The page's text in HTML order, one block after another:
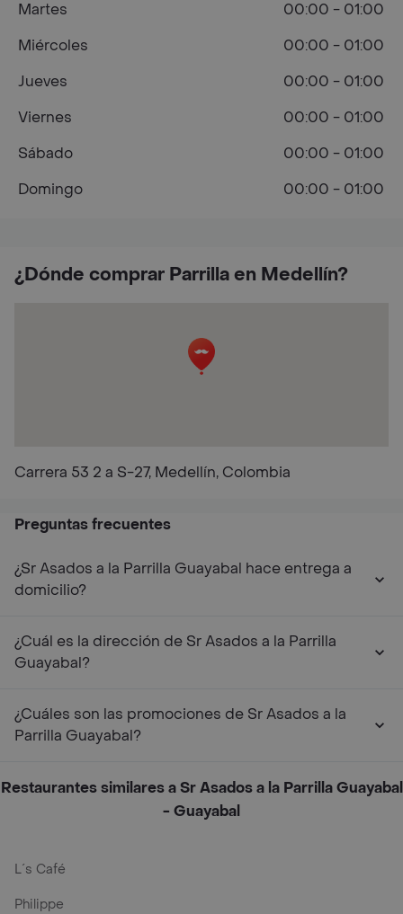
¿Dónde comprar Parrilla en Medellín?
Carrera 53 2 a S-27, Medellín, Colombia
Martes
00:00 - 01:00
Miércoles
00:00 - 01:00
Jueves
00:00 - 01:00
Viernes
00:00 - 01:00
Sábado
00:00 - 01:00
Domingo
00:00 - 01:00
Preguntas frecuentes
¿Sr Asados a la Parrilla Guayabal hace entrega a
domicilio?
¿Cuál es la dirección de Sr Asados a la Parrilla
Guayabal?
¿Cuáles son las promociones de Sr Asados a la
Parrilla Guayabal?
Restaurantes similares a Sr Asados a la Parrilla Guayabal
- Guayabal
L´s Café
Philippe